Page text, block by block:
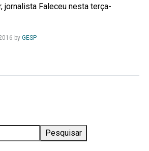
jornalista Faleceu nesta terça-
by GESPLeia
Pesquisar